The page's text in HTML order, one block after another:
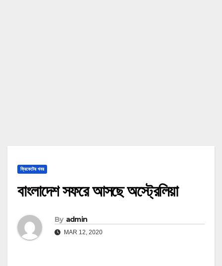
ক্রিকেটের খবর
বাংলাদেশ সফরে আসছে অস্ট্রেলিয়া
By admin
MAR 12, 2020